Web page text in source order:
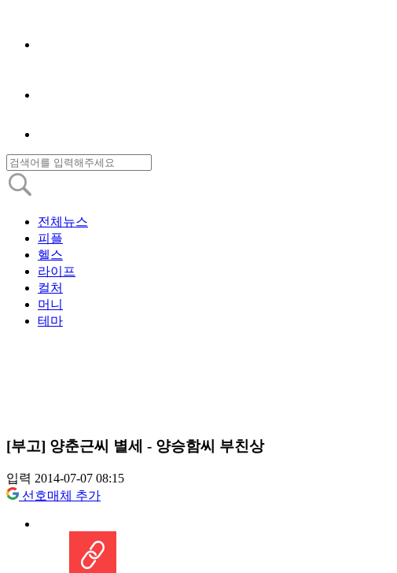
전체뉴스
피플
헬스
라이프
컬처
머니
테마
[부고] 양춘근씨 별세 - 양승함씨 부친상
입력 2014-07-07 08:15
선호매체 추가